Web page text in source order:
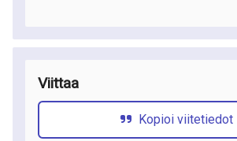
Viittaa
Kopioi viitetiedot